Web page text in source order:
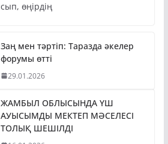
өңірдің
Заң мен тәртіп: Таразда әкелер
форумы өтті
29.01.2026
ЖАМБЫЛ ОБЛЫСЫНДА ҮШ
АУЫСЫМДЫ МЕКТЕП МӘСЕЛЕСІ
ТОЛЫҚ ШЕШІЛДІ